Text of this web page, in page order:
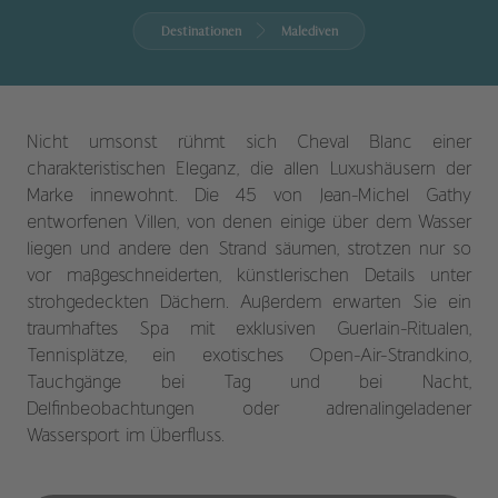
Destinationen Malediven
Nicht umsonst rühmt sich Cheval Blanc einer
charakteristischen Eleganz, die allen Luxushäusern der
Marke innewohnt. Die 45 von Jean-Michel Gathy
entworfenen Villen, von denen einige über dem Wasser
liegen und andere den Strand säumen, strotzen nur so
vor maßgeschneiderten, künstlerischen Details unter
strohgedeckten Dächern. Außerdem erwarten Sie ein
traumhaftes Spa mit exklusiven Guerlain-Ritualen,
Tennisplätze, ein exotisches Open-Air-Strandkino,
Tauchgänge bei Tag und bei Nacht,
Delfinbeobachtungen oder adrenalingeladener
Wassersport im Überfluss.